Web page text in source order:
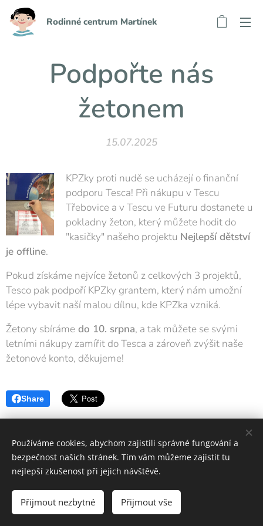
Rodinné centrum Martínek
Podpořte nás
žetonem
15.07.2025
KPZky proti nudě se ucházejí o finanční
podporu Tesca! Při nákupu v Tescu
Třebovice a v Tescu ve Futuru dostanete u
pokladny žeton, který můžete hodit do
"kasičky" našeho projektu Nejlepší dětství
je offline.
Pokud získáme nejvíce žetonů z celkových 3 projektů,
Tesco pak podpoří KPZky grantem, který nám umožní
lépe vybavit naší malou dílnu, kde KPZka vzniká.
Žetony sbíráme do 10. srpna, a tak můžete se svými
letními nákupy zamířit do Tesca a zároveň zvýšit naše
žetonové konto, děkujeme!
Share
Rodinné centrum Martínek | Podporujeme rodiny
Vytvořeno službou Webnode
Používáme cookies, abychom zajistili správné fungování a
bezpečnost našich stránek. Tím vám můžeme zajistit tu
nejlepší zkušenost při jejich návštěvě.
Přijmout nezbytné Přijmout vše